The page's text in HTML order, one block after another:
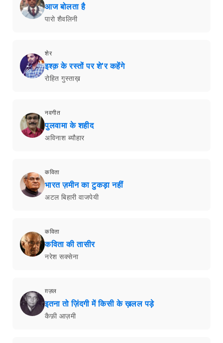
आज बोलता है
पारो शैवलिनी
शेर
इश्क़ के रस्तों पर शे'र कहेंगे
रोहित गुस्ताख़
नवगीत
पुलवामा के शहीद
अविनाश ब्यौहार
कविता
भारत ज़मीन का टुकड़ा नहीं
अटल बिहारी वाजपेयी
कविता
कविता की तासीर
नरेश सक्सेना
ग़ज़ल
इतना तो ज़िंदगी में किसी के ख़लल पड़े
कैफ़ी आज़मी